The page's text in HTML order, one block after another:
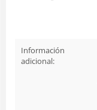
Información
adicional: